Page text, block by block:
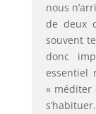
nous
de deux
souvent
donc
essentiel
« méditer